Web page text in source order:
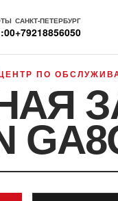
САНКТ-ПЕТЕРБУРГ
+79218856050
ПО